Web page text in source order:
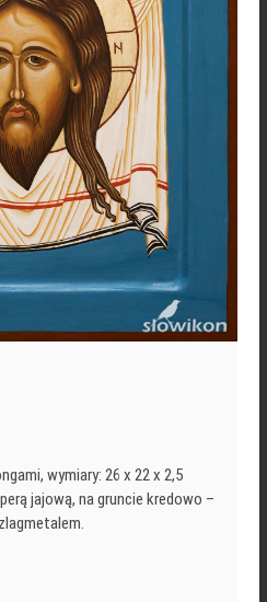
wymiary: 26 x 22 x 2,5
jajową, na gruncie kredowo –